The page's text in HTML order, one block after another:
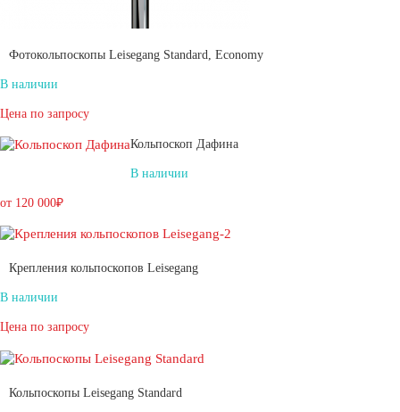
Фотокольпоскопы Leisegang Standard, Economy
В наличии
Цена по запросу
Кольпоскоп Дафина
В наличии
от 120 000₽
Крепления кольпоскопов Leisegang
В наличии
Цена по запросу
Кольпоскопы Leisegang Standard